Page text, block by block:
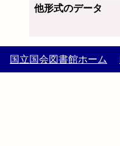
他形式のデータ
国立国会図書館ホーム